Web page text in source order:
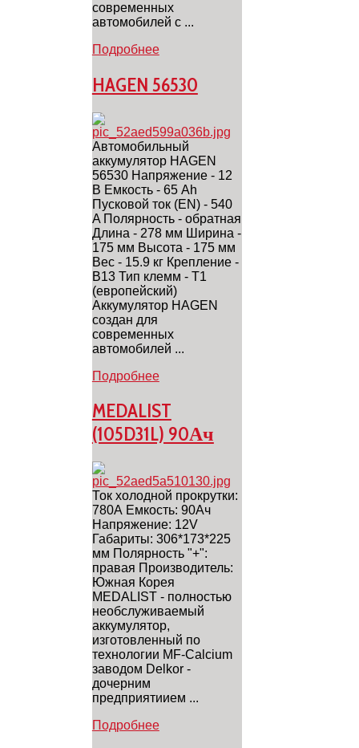
cовременных
автомобилей с ...
Подробнее
HAGEN 56530
Автомобильный
аккумулятор HAGEN
56530 Напряжение - 12
В Емкость - 65 Ah
Пусковой ток (EN) - 540
A Полярность - обратная
Длина - 278 мм Ширина -
175 мм Высота - 175 мм
Вес - 15.9 кг Крепление -
B13 Тип клемм - T1
(европейский)
Аккумулятор HAGEN
создан для
cовременных
автомобилей ...
Подробнее
MEDALIST
(105D31L) 90Ач
Ток холодной прокрутки:
780А Емкость: 90Ач
Напряжение: 12V
Габариты: 306*173*225
мм Полярность "+":
правая Производитель:
Южная Корея
MEDALIST - полностью
необслуживаемый
аккумулятор,
изготовленный по
технологии MF-Calcium
заводом Delkor -
дочерним
предприятиием ...
Подробнее